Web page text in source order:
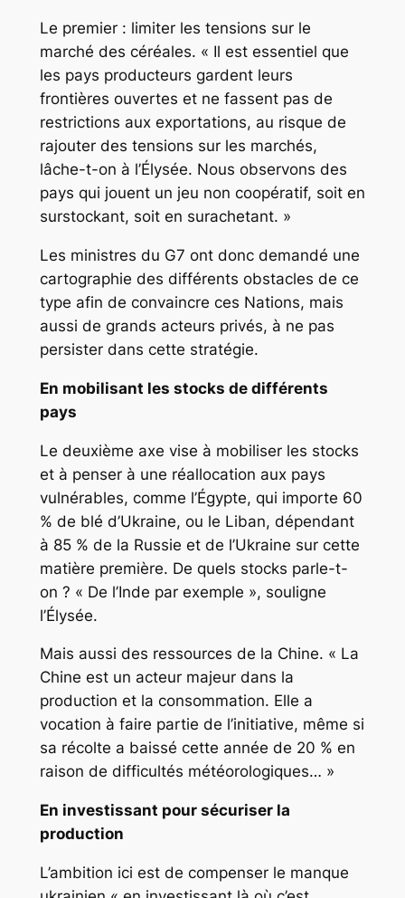
Le premier : limiter les tensions sur le
marché des céréales. « Il est essentiel que
les pays producteurs gardent leurs
frontières ouvertes et ne fassent pas de
restrictions aux exportations, au risque de
rajouter des tensions sur les marchés,
lâche-t-on à l’Élysée. Nous observons des
pays qui jouent un jeu non coopératif, soit en
surstockant, soit en surachetant. »
Les ministres du G7 ont donc demandé une
cartographie des différents obstacles de ce
type afin de convaincre ces Nations, mais
aussi de grands acteurs privés, à ne pas
persister dans cette stratégie.
En mobilisant les stocks de différents
pays
Le deuxième axe vise à mobiliser les stocks
et à penser à une réallocation aux pays
vulnérables, comme l’Égypte, qui importe 60
% de blé d’Ukraine, ou le Liban, dépendant
à 85 % de la Russie et de l’Ukraine sur cette
matière première. De quels stocks parle-t-
on ? « De l’Inde par exemple », souligne
l’Élysée.
Mais aussi des ressources de la Chine. « La
Chine est un acteur majeur dans la
production et la consommation. Elle a
vocation à faire partie de l’initiative, même si
sa récolte a baissé cette année de 20 % en
raison de difficultés météorologiques… »
En investissant pour sécuriser la
production
L’ambition ici est de compenser le manque